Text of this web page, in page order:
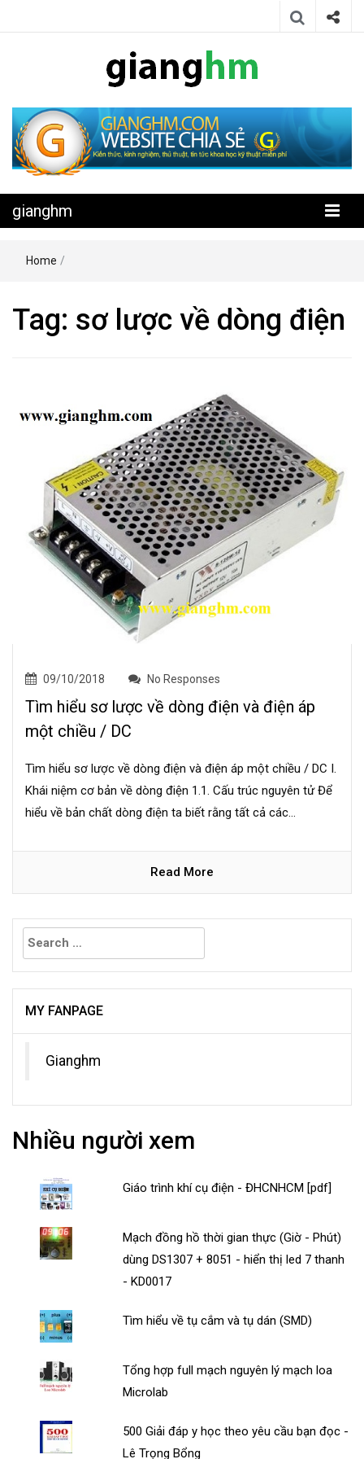
gianghm
kỹ thuật miễn phí
gianghm
Home /
Tag: sơ lược về dòng điện
09/10/2018 No Responses
Tìm hiểu sơ lược về dòng điện và điện áp
một chiều / DC
Tìm hiểu sơ lược về dòng điện và điện áp một chiều / DC I.
Khái niệm cơ bản về dòng điện 1.1. Cấu trúc nguyên tử Để
hiểu về bản chất dòng điện ta biết rằng tất cả các...
Read More
Search
for:
MY FANPAGE
Gianghm
Nhiều người xem
Giáo trình khí cụ điện - ĐHCNHCM [pdf]
Mạch đồng hồ thời gian thực (Giờ - Phút)
dùng DS1307 + 8051 - hiển thị led 7 thanh
- KD0017
Tìm hiểu về tụ cắm và tụ dán (SMD)
Tổng hợp full mạch nguyên lý mạch loa
Microlab
500 Giải đáp y học theo yêu cầu bạn đọc -
Lê Trọng Bổng